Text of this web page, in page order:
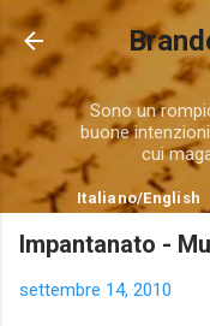
Sono un
buone
cui
Italiano/English
Impantanato -
settembre 14, 2010